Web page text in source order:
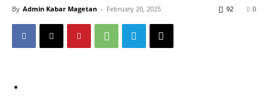
By Admin Kabar Magetan - February 20, 2025 0
92